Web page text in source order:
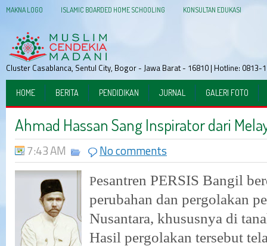
MAKNA LOGO ISLAMIC BOARDED HOME SCHOOLING KONSULTAN EDUKASI
Cluster Casablanca, Sentul City, Bogor - Jawa Barat - 16810 | Hotline:
HOME BERITA PENDIDIKAN JURNAL GALERI FOTO
Ahmad Hassan Sang Inspirator dari
7:43 AM No comments
Pesantren PERSIS Bangil
perubahan dan pergolakan
Nusantara, khususnya di
Hasil pergolakan tersebut